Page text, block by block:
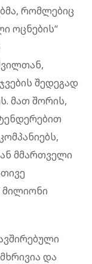
რომლებიც
ოცნების“
შედეგად
მათ შორის,
მმართველი
მილიონი
და